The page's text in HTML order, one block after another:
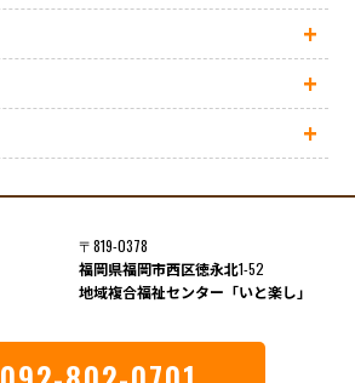
〒819-0378
福岡県福岡市西区徳永北1-52
地域複合福祉センター「いと楽し」